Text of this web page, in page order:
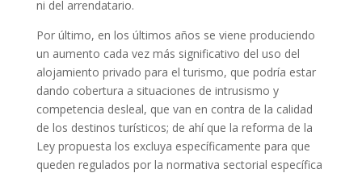
ni del arrendatario.
Por último, en los últimos años se viene produciendo
un aumento cada vez más significativo del uso del
alojamiento privado para el turismo, que podría estar
dando cobertura a situaciones de intrusismo y
competencia desleal, que van en contra de la calidad
de los destinos turísticos; de ahí que la reforma de la
Ley propuesta los excluya específicamente para que
queden regulados por la normativa sectorial específica